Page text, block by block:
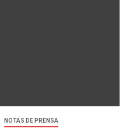
NOTAS DE PRENSA